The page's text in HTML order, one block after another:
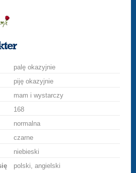
palę okazyjnie
piję okazyjnie
mam i wystarczy
168
normalna
czarne
niebieski
polski, angielski